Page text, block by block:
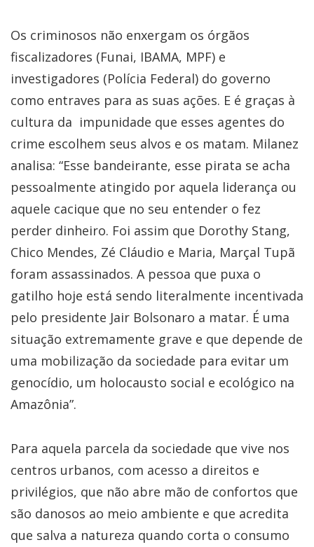
Os criminosos não enxergam os órgãos
fiscalizadores (Funai, IBAMA, MPF) e
investigadores (Polícia Federal) do governo
como entraves para as suas ações. E é graças à
cultura da impunidade que esses agentes do
crime escolhem seus alvos e os matam. Milanez
analisa: “Esse bandeirante, esse pirata se acha
pessoalmente atingido por aquela liderança ou
aquele cacique que no seu entender o fez
perder dinheiro. Foi assim que Dorothy Stang,
Chico Mendes, Zé Cláudio e Maria, Marçal Tupã
foram assassinados. A pessoa que puxa o
gatilho hoje está sendo literalmente incentivada
pelo presidente Jair Bolsonaro a matar. É uma
situação extremamente grave e que depende de
uma mobilização da sociedade para evitar um
genocídio, um holocausto social e ecológico na
Amazônia”.
Para aquela parcela da sociedade que vive nos
centros urbanos, com acesso a direitos e
privilégios, que não abre mão de confortos que
são danosos ao meio ambiente e que acredita
que salva a natureza quando corta o consumo